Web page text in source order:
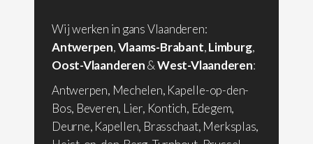
Wij werken in gans Vlaanderen:
Antwerpen,Vlaams-Brabant,Limburg,
Oost-Vlaanderen&West-Vlaanderen:
Antwerpen, Mechelen, Kapelle-op-den-
Bos, Beveren, Lier, Kontich, Edegem,
Deurne, Kapellen, Brasschaat, Merksplas,